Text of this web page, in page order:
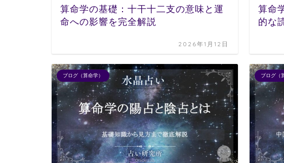
算命学の基礎：十干十二支の意味と運
命への影響を完全解説
2026年1月12日
算命
的な
ブログ（算命学） ブログ（